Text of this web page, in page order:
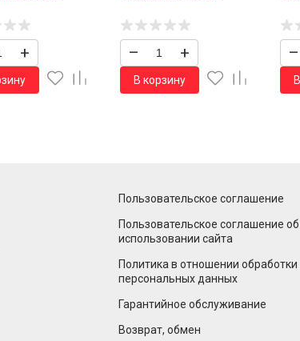
+ – +
В корзину
–
Пользовательское соглашение
Пользовательское соглашение об
использовании сайта
Политика в отношении обработки
персональных данных
Гарантийное обслуживание
Возврат, обмен